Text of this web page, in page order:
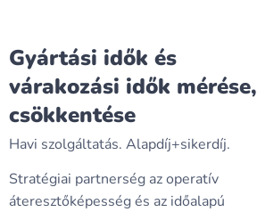
Gyártási idők és
várakozási idők mérése,
csökkentése
Havi szolgáltatás. Alapdíj+sikerdíj.
Stratégiai partnerség az operatív
áteresztőképesség és az időalapú